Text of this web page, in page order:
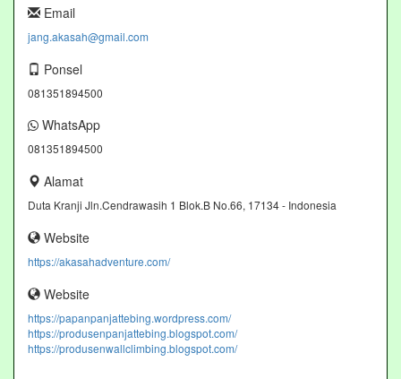
Email
jang.akasah@gmail.com
Ponsel
081351894500
WhatsApp
081351894500
Alamat
Duta Kranji Jln.Cendrawasih 1 Blok.B No.66, 17134 - Indonesia
Website
https://akasahadventure.com/
Website
https://papanpanjattebing.wordpress.com/
https://produsenpanjattebing.blogspot.com/
https://produsenwallclimbing.blogspot.com/